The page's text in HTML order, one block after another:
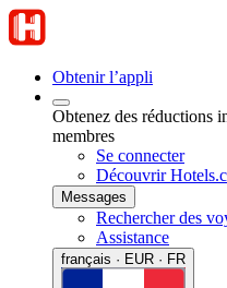
Obtenir l’appli
Obtenez des réductions
membres
Se connecter
Découvrir
Messages
Rechercher des
Assistance
français · EUR · FR